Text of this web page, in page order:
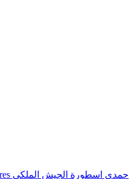
Hamdi al jaych al malaki des Gloires حمدي اسطورة الجيش الملكي